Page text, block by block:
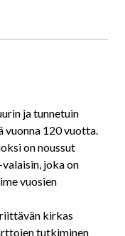
ja tunnetuin
120 vuotta.
on noussut
joka on
vuosien
kirkas
tutkiminen